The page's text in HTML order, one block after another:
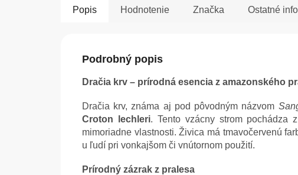
Popis Hodnotenie Značka Ostatné
Podrobný popis
Dračia krv – prírodná esencia z amazonského
Dračia krv, známa aj pod pôvodným názvom
Croton lechleri. Tento vzácny strom pochádza
mimoriadne vlastnosti. Živica má tmavočervenú
u ľudí pri vonkajšom či vnútornom použití.
Prírodný zázrak z pralesa